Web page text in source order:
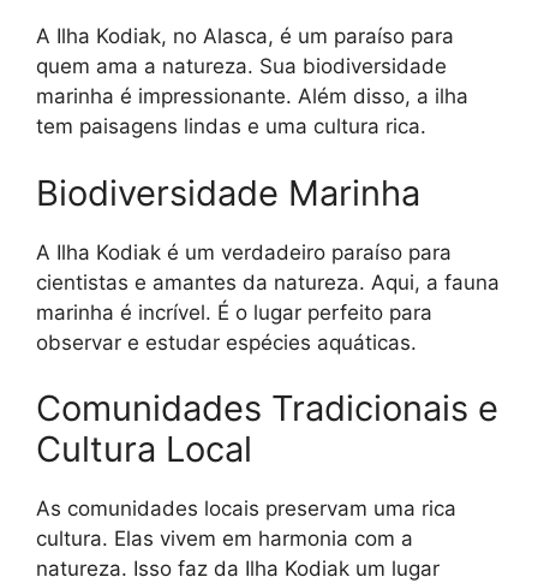
A Ilha Kodiak, no Alasca, é um paraíso para
quem ama a natureza. Sua biodiversidade
marinha é impressionante. Além disso, a ilha
tem paisagens lindas e uma cultura rica.
Biodiversidade Marinha
A Ilha Kodiak é um verdadeiro paraíso para
cientistas e amantes da natureza. Aqui, a fauna
marinha é incrível. É o lugar perfeito para
observar e estudar espécies aquáticas.
Comunidades Tradicionais e
Cultura Local
As comunidades locais preservam uma rica
cultura. Elas vivem em harmonia com a
natureza. Isso faz da Ilha Kodiak um lugar